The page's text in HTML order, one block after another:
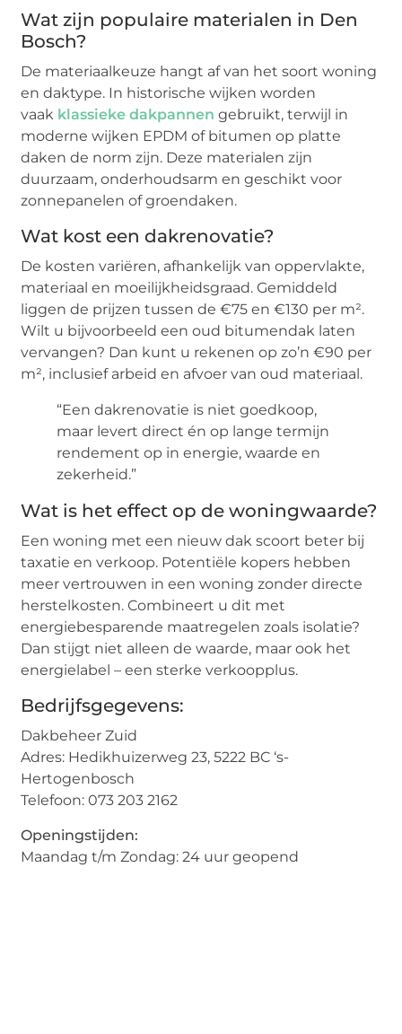
Wat zijn populaire materialen in Den
Bosch?
De materiaalkeuze hangt af van het soort woning
en daktype. In historische wijken worden
vaak klassieke dakpannen gebruikt, terwijl in
moderne wijken EPDM of bitumen op platte
daken de norm zijn. Deze materialen zijn
duurzaam, onderhoudsarm en geschikt voor
zonnepanelen of groendaken.
Wat kost een dakrenovatie?
De kosten variëren, afhankelijk van oppervlakte,
materiaal en moeilijkheidsgraad. Gemiddeld
liggen de prijzen tussen de €75 en €130 per m².
Wilt u bijvoorbeeld een oud bitumendak laten
vervangen? Dan kunt u rekenen op zo’n €90 per
m², inclusief arbeid en afvoer van oud materiaal.
“Een dakrenovatie is niet goedkoop,
maar levert direct én op lange termijn
rendement op in energie, waarde en
zekerheid.”
Wat is het effect op de woningwaarde?
Een woning met een nieuw dak scoort beter bij
taxatie en verkoop. Potentiële kopers hebben
meer vertrouwen in een woning zonder directe
herstelkosten. Combineert u dit met
energiebesparende maatregelen zoals isolatie?
Dan stijgt niet alleen de waarde, maar ook het
energielabel – een sterke verkoopplus.
Bedrijfsgegevens:
Dakbeheer Zuid
Adres: Hedikhuizerweg 23, 5222 BC ‘s-
Hertogenbosch
Telefoon: 073 203 2162
Openingstijden:
Maandag t/m Zondag: 24 uur geopend